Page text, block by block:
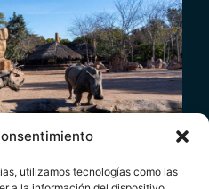
utilizamos tecnologías como las
apela a la conservación